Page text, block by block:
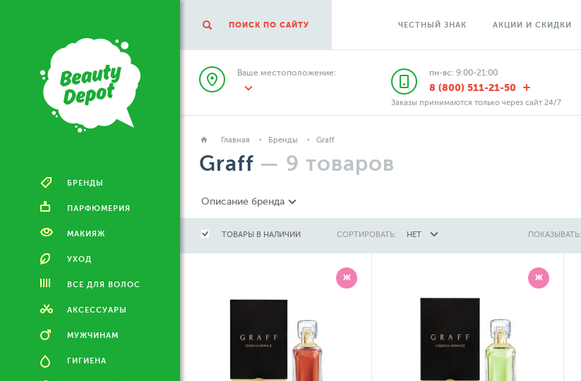
БРЕНДЫ
ПАРФЮМЕРИЯ
МАКИЯЖ
УХОД
ВСЕ ДЛЯ ВОЛОС
АКСЕССУАРЫ
МУЖЧИНАМ
ГИГИЕНА
ПОИСК ПО САЙТУ ЧЕСТНЫЙ ЗНАК АКЦИИ И СКИДКИ
Ваше местоположение: пн-вс: 9:00-21:00
8 (800) 511-21-50
Заказы принимаются только через сайт 24/7
Главная Бренды Graff
Graff — 9 товаров
Описание бренда
ТОВАРЫ В НАЛИЧИИ СОРТИРОВАТЬ: НЕТ ПОКАЗЫВАТЬ:
Ж Ж